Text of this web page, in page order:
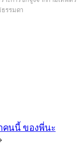
รรมดา
คนนี้ ของพี่นะ